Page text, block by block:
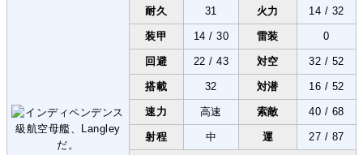
耐久 31 火力 14 / 32
装甲 14 / 30 雷装 0
回避 22 / 43 対空 32 / 52
搭載 32 対潜 16 / 52
速力 高速 索敵 40 / 68
射程 中 運 27 / 87